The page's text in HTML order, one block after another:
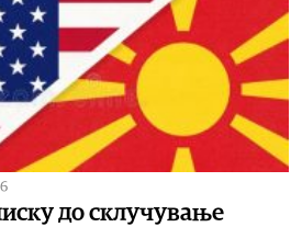
до склучување